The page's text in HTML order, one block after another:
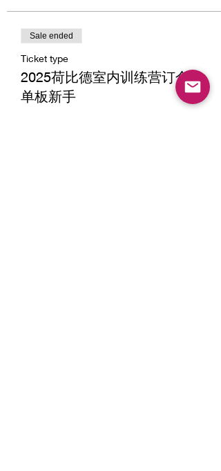
Sale ended
Ticket type
2025荷比德室内训练营订金 -
单板新手